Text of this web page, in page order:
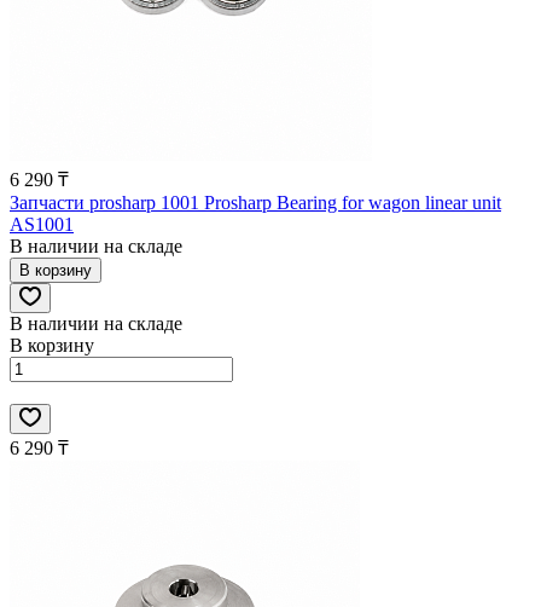
6 290 ₸
Запчасти prosharp 1001 Prosharp Bearing for wagon linear unit
AS1001
В наличии на складе
В корзину
В наличии на складе
В корзину
6 290 ₸